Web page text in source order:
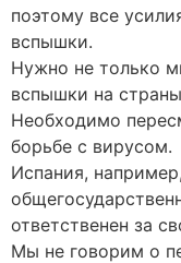
поэтому все
вспышки.
Нужно не только
вспышки на
Необходимо
борьбе с вирусом.
Испания,
ответственен за
Мы не говорим о